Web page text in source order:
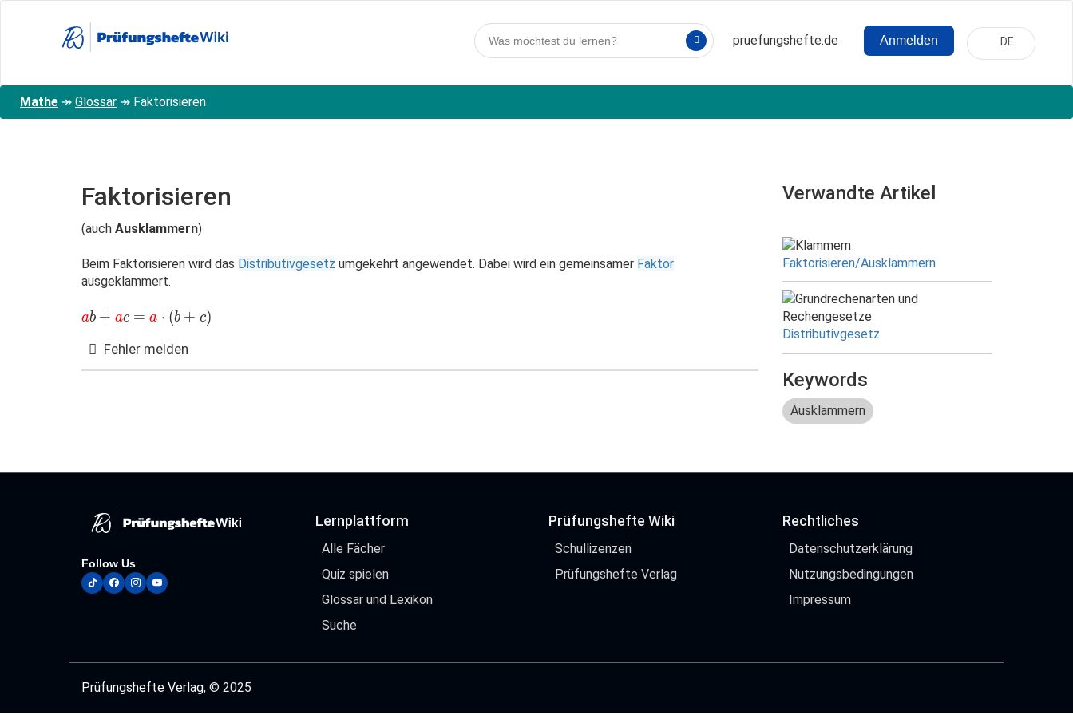
Hauptnavigation
pruefungshefte.de
Benutzermenü
Anmelden DE
Mathe ↠ Glossar ↠ Faktorisieren
Faktorisieren
(auch Ausklammern)
Beim Faktorisieren wird das Distributivgesetz umgekehrt angewendet. Dabei wird ein gemeinsamer Faktor
ausgeklammert.
\color{red}
{a}c=\color{red}
{a}\cdot(b+c)
ab + ac = a ⋅ (b + c)
Fehler melden
Verwandte Artikel
Faktorisieren/Ausklammern
Distributivgesetz
Keywords
Ausklammern
Follow Us
tiktokfacebook
instagram
youtube
Lernplattform
Alle Fächer
Quiz spielen
Glossar und Lexikon
Suche
Prüfungshefte Wiki
Schullizenzen
Prüfungshefte Verlag
Rechtliches
Datenschutzerklärung
Nutzungsbedingungen
Impressum
Prüfungshefte Verlag, © 2025